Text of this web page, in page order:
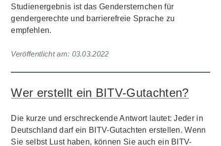
Studienergebnis ist das Gendersternchen für
gendergerechte und barrierefreie Sprache zu
empfehlen.
Veröffentlicht am: 03.03.2022
Wer erstellt ein BITV-Gutachten?
Die kurze und erschreckende Antwort lautet: Jeder in
Deutschland darf ein BITV-Gutachten erstellen. Wenn
Sie selbst Lust haben, können Sie auch ein BITV-